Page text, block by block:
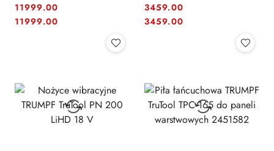
Cena:
11999.00
Cena:
11999.00 Cena:
3459.00
Cena:
3459.00